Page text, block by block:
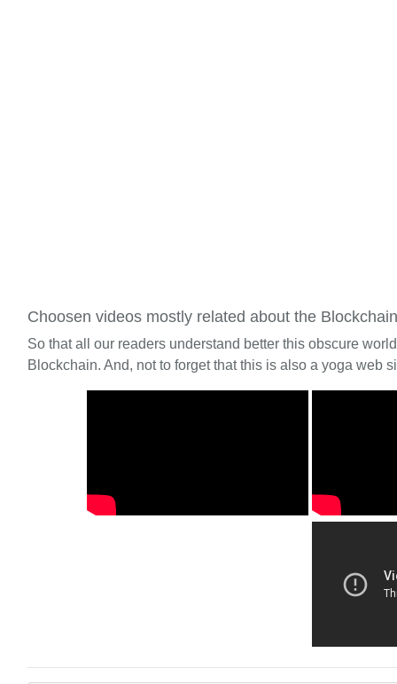
Choosen videos mostly related about the Blockchain
So that all our readers understand better this obscure
Blockchain. And, not to forget that this is also a yoga web